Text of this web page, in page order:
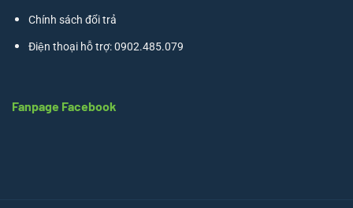
Chính sách đổi trả
Điện thoại hỗ trợ: 0902.485.079
Fanpage Facebook